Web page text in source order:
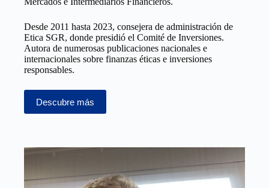
Desde 2011 hasta 2023, consejera de administración de
Etica SGR, donde presidió el Comité de Inversiones.
Autora de numerosas publicaciones nacionales e
internacionales sobre finanzas éticas e inversiones
responsables.
Descubre más